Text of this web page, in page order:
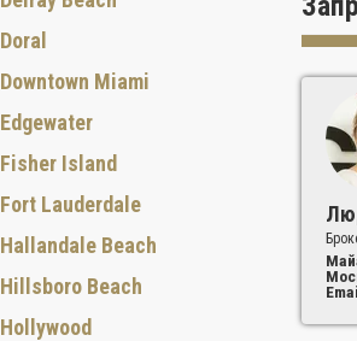
Doral
Downtown Miami
Edgewater
Fisher Island
Fort Lauderdale
Hallandale Beach
Hillsboro Beach
Hollywood